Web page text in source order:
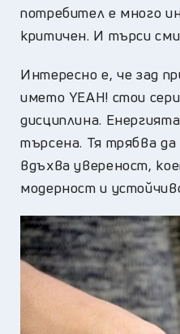
потребител е много
критичен. И търси
Интересно е, че зад
името YEAH! стои
дисциплина.
търсена. Тя трябва
вдъхва увереност,
модерност и